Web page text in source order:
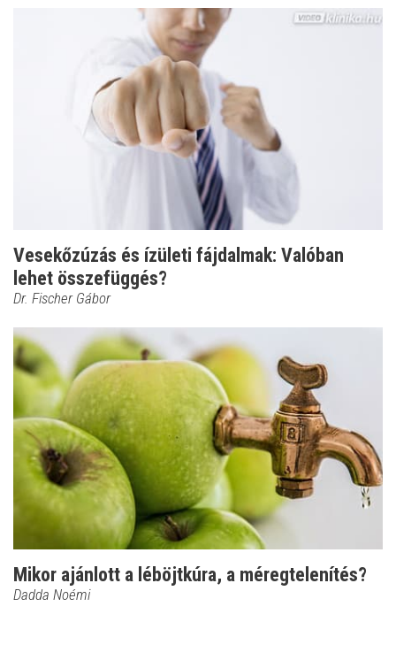
Vesekőzúzás és ízületi fájdalmak: Valóban
lehet összefüggés?
Dr. Fischer Gábor
Mikor ajánlott a léböjtkúra, a méregtelenítés?
Dadda Noémi